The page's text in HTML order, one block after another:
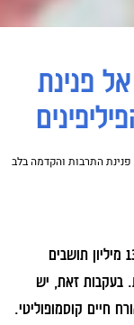
פנינת
פנינת התרבות והקדמה בלב
בירת הפיליפינים, מנילה, היא ביתם של למעלה מ־13 מיליון תושבים
בעקבות זאת, יש
חיים קוסמופוליטי.